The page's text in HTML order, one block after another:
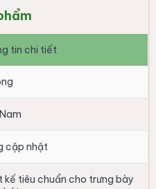
tin chi tiết
cập nhật
kế tiêu chuẩn cho trưng bày